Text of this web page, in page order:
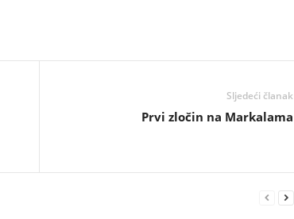
Sljedeći članak
Prvi zločin na Markalama